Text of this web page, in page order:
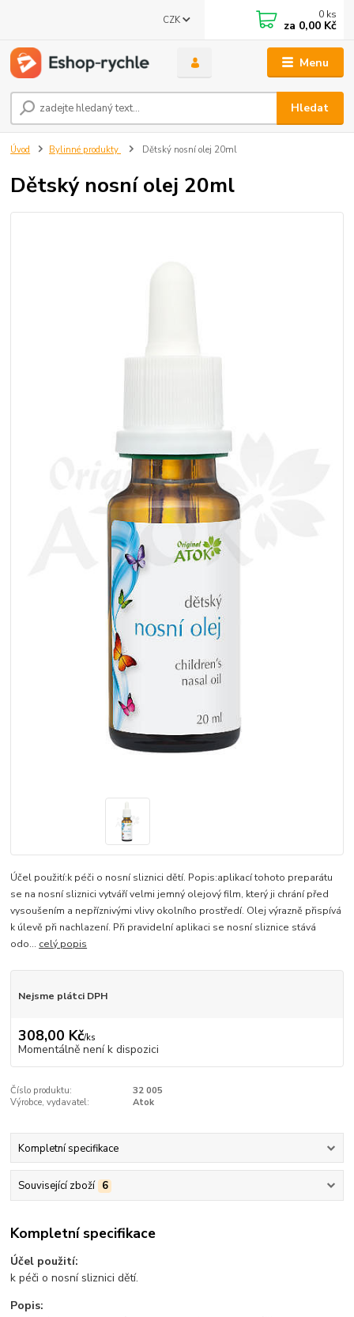
Menu
CZK
Hledat
0 ks
za 0,00 Kč
Úvod Bylinné produkty Dětský nosní olej 20ml
Dětský nosní olej 20ml
Účel použití:k péči o nosní sliznici dětí. Popis:aplikací tohoto preparátu
se na nosní sliznici vytváří velmi jemný olejový film, který ji chrání před
vysoušením a nepříznivými vlivy okolního prostředí. Olej výrazně přispívá
k úlevě při nachlazení. Při pravidelní aplikaci se nosní sliznice stává
odo... celý popis
Nejsme plátci DPH
308,00 Kč/ks
Momentálně není k dispozici
Číslo produktu:
32 005
Výrobce, vydavatel:
Atok
Kompletní specifikace
Související zboží 6
Kompletní specifikace
Účel použití:
k péči o nosní sliznici dětí.
Popis: